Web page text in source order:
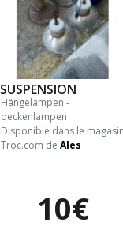
SUSPENSION
hängelampen -
deckenlampen
Disponible dans le
Troc.com de Ales
10€